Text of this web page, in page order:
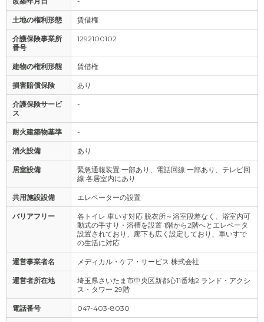
土地の権利形態 賃借権
介護保険事業所
番号
1292100102
建物の権利形態 賃借権
損害賠償保険 あり
介護保険サービ
ス
-
耐火建築物基準 -
消火設備 あり
居室設備
緊急通報装置:一部あり、電話回線:一部あり、テレビ回
線:各居室内にあり
共用施設設備 エレベーターの設置
バリアフリー
各トイレ 車いす対応 脱衣所～浴室段差なく、浴室内可
動式の手すり・浴槽を設置 1階から2階へとエレベータ
設置されており、廊下も広く設定しており、車いすで
の生活に対応
運営事業者名 メディカル・ケア・サービス 株式会社
運営者所在地
埼玉県さいたま市中央区新都心11番地2 ランド・アクシ
ス・タワー 29階
電話番号 047-403-8030